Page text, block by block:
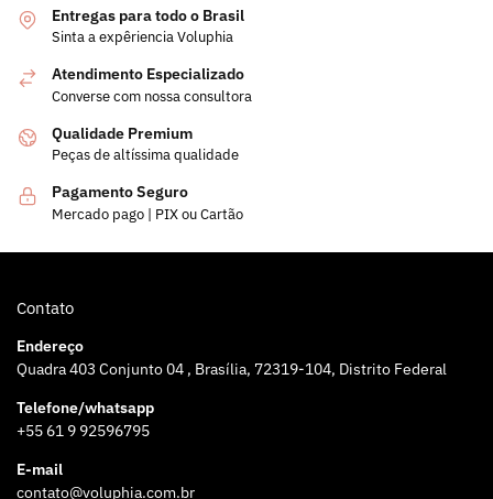
Entregas para todo o Brasil
Sinta a expêriencia Voluphia
Atendimento Especializado
Converse com nossa consultora
Qualidade Premium
Peças de altíssima qualidade
Pagamento Seguro
Mercado pago | PIX ou Cartão
Contato
Endereço
Quadra 403 Conjunto 04 , Brasília, 72319-104, Distrito Federal
Telefone/whatsapp
+55 61 9 92596795
E-mail
contato@voluphia.com.br